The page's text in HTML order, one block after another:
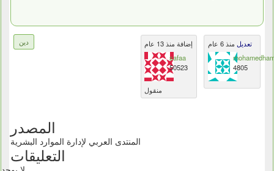
دين
إضافة منذ 13 عام
safaa
50523
منقول
تعديل منذ 6 عام
4805
المصدر
المنتدى العربي لإدارة الموارد البشرية
التعليقات